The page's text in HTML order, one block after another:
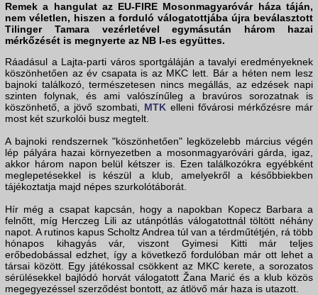
Remek a hangulat az EU-FIRE Mosonmagyaróvár háza táján,
nem véletlen, hiszen a forduló válogatottjába újra beválasztott
Tilinger Tamara vezérletével egymásután három hazai
mérkőzését is megnyerte az NB I-es együttes.
Ráadásul a Lajta-parti város sportgáláján a tavalyi eredményeknek
köszönhetően az év csapata is az MKC lett. Bár a héten nem lesz
bajnoki találkozó, természetesen nincs megállás, az edzések napi
szinten folynak, és ami valószínűleg a bravúros sorozatnak is
köszönhető, a jövő szombati, MTK elleni fővárosi mérkőzésre már
most két szurkolói busz megtelt.
A bajnoki rendszernek "köszönhetően" legközelebb március végén
lép pályára hazai környezetben a mosonmagyaróvári gárda, igaz,
akkor három napon belül kétszer is. Ezen találkozókra egyébként
meglepetésekkel is készül a klub, amelyekről a későbbiekben
tájékoztatja majd népes szurkolótáborát.
Hír még a csapat kapcsán, hogy a napokban Kopecz Barbara a
felnőtt, míg Herczeg Lili az utánpótlás válogatottnál töltött néhány
napot. A rutinos kapus Scholtz Andrea túl van a térdműtétjén, rá több
hónapos kihagyás vár, viszont Gyimesi Kitti már teljes
erőbedobással edzhet, így a következő fordulóban már ott lehet a
társai között. Egy játékossal csökkent az MKC kerete, a sorozatos
sérülésekkel bajlódó horvát válogatott Žana Marić és a klub közös
megegyezéssel szerződést bontott, az átlövő már haza is utazott.